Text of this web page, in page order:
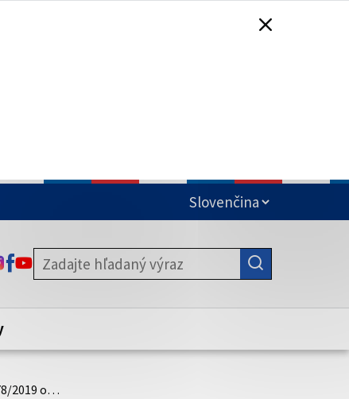
Zabezpečená stránka vždy začína
webového sídla.
SA OTVORÍ NA NOVEJ KARTE
ODKAZ SA OTVORÍ NA NOVEJ KARTE
ODKAZ SA OTVORÍ NA NOVEJ KARTE
2019 o…